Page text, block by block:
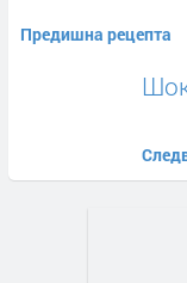
Предишна рецепта